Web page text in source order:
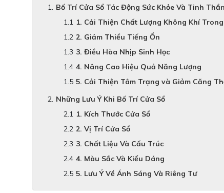
Bố Trí Cửa Sổ Tác Động Sức Khỏe Và Tinh Thần
1. Cải Thiện Chất Lượng Không Khí
2. Giảm Thiểu Tiếng Ồn
3. Điều Hòa Nhịp Sinh Học
4. Nâng Cao Hiệu Quả Năng Lượng
5. Cải Thiện Tâm Trạng và Giảm Căng
Những Lưu Ý Khi Bố Trí Cửa Sổ
1. Kích Thước Cửa Sổ
2. Vị Trí Cửa Sổ
3. Chất Liệu Và Cấu Trúc
4. Màu Sắc Và Kiểu Dáng
5. Lưu Ý Về Ánh Sáng Và Riêng Tư